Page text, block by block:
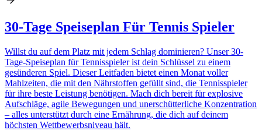
30-Tage Speiseplan Für Tennis Spieler
Willst du auf dem Platz mit jedem Schlag dominieren? Unser 30-
Tage-Speiseplan für Tennisspieler ist dein Schlüssel zu einem
gesünderen Spiel. Dieser Leitfaden bietet einen Monat voller
Mahlzeiten, die mit den Nährstoffen gefüllt sind, die Tennisspieler
für ihre beste Leistung benötigen. Mach dich bereit für explosive
Aufschläge, agile Bewegungen und unerschütterliche Konzentration
– alles unterstützt durch eine Ernährung, die dich auf deinem
höchsten Wettbewerbsniveau hält.